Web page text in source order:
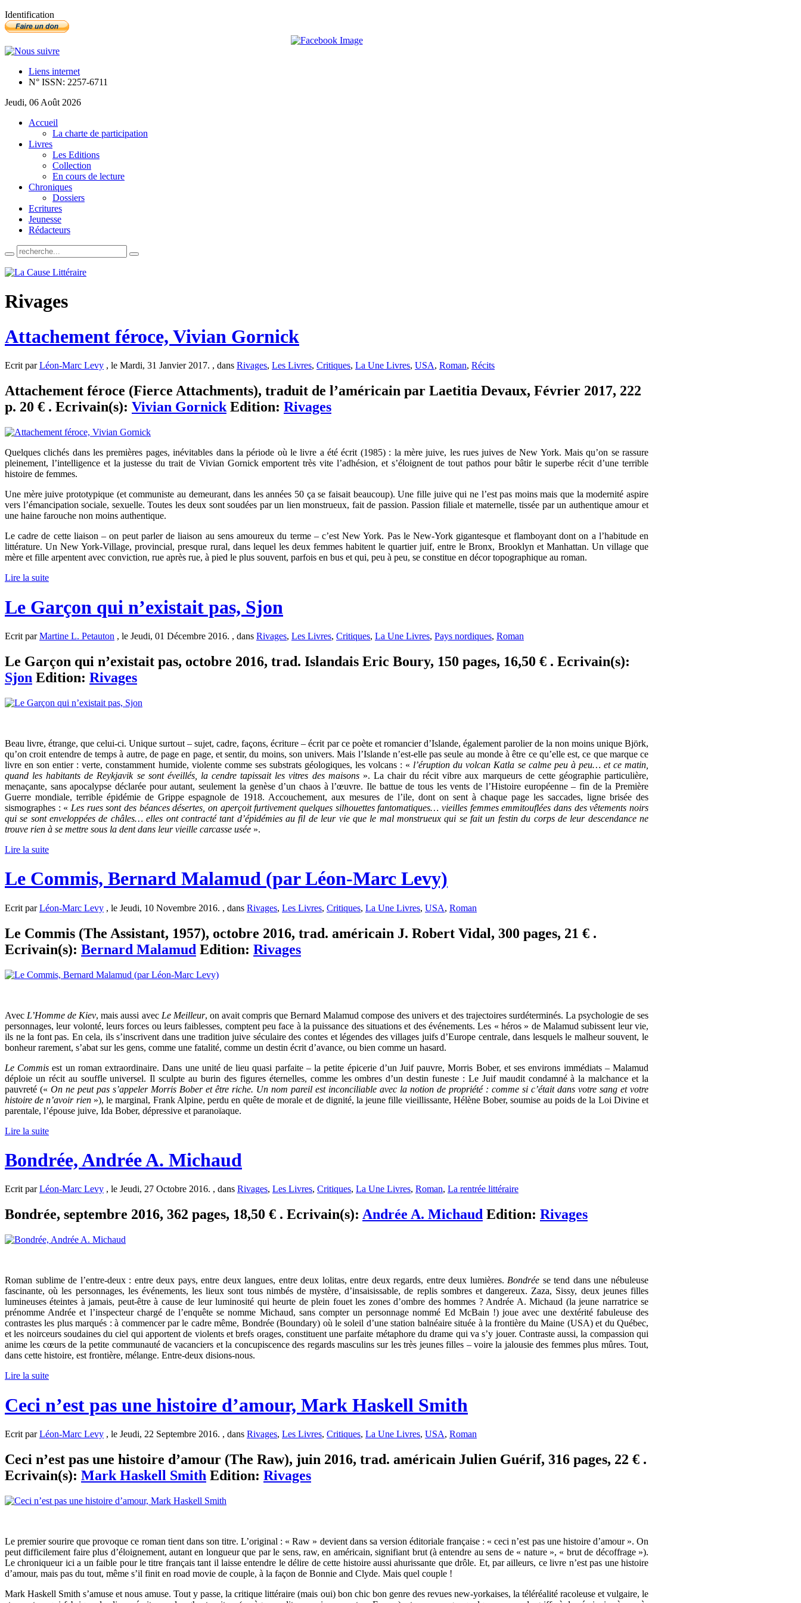
Identification
Liens internet
N° ISSN: 2257-6711
Jeudi, 06 Août 2026
Accueil
La charte de participation
Livres
Les Editions
Collection
En cours de lecture
Chroniques
Dossiers
Ecritures
Jeunesse
Rédacteurs
Rivages
Attachement féroce, Vivian Gornick
Ecrit parLéon-Marc Levy , le Mardi, 31 Janvier 2017. , dans Rivages, Les Livres, Critiques, La Une Livres, USA, Roman, Récits
Attachement féroce (Fierce Attachments), traduit de l’américain par Laetitia Devaux, Février 2017, 222
p. 20 € . Ecrivain(s): Vivian GornickEdition: Rivages
Quelques clichés dans les premières pages, inévitables dans la période où le livre a été écrit (1985) : la mère juive, les rues juives de New York. Mais qu’on se rassure
pleinement, l’intelligence et la justesse du trait de Vivian Gornick emportent très vite l’adhésion, et s’éloignent de tout pathos pour bâtir le superbe récit d’une terrible
histoire de femmes.
Une mère juive prototypique (et communiste au demeurant, dans les années 50 ça se faisait beaucoup). Une fille juive qui ne l’est pas moins mais que la modernité aspire
vers l’émancipation sociale, sexuelle. Toutes les deux sont soudées par un lien monstrueux, fait de passion. Passion filiale et maternelle, tissée par un authentique amour et
une haine farouche non moins authentique.
Le cadre de cette liaison – on peut parler de liaison au sens amoureux du terme – c’est New York. Pas le New-York gigantesque et flamboyant dont on a l’habitude en
littérature. Un New York-Village, provincial, presque rural, dans lequel les deux femmes habitent le quartier juif, entre le Bronx, Brooklyn et Manhattan. Un village que
mère et fille arpentent avec conviction, rue après rue, à pied le plus souvent, parfois en bus et qui, peu à peu, se constitue en décor topographique au roman.
Lire la suite
Le Garçon qui n’existait pas, Sjon
Ecrit parMartine L. Petauton , le Jeudi, 01 Décembre 2016. , dans Rivages, Les Livres, Critiques, La Une Livres, Pays nordiques, Roman
Le Garçon qui n’existait pas, octobre 2016, trad. Islandais Eric Boury, 150 pages, 16,50 € . Ecrivain(s):
Sjon Edition: Rivages
Beau livre, étrange, que celui-ci. Unique surtout – sujet, cadre, façons, écriture – écrit par ce poète et romancier d’Islande, également parolier de la non moins unique Björk,
qu’on croit entendre de temps à autre, de page en page, et sentir, du moins, son univers. Mais l’Islande n’est-elle pas seule au monde à être ce qu’elle est, ce que marque ce
livre en son entier : verte, constamment humide, violente comme ses substrats géologiques, les volcans : « l’éruption du volcan Katla se calme peu à peu… et ce matin,
quand les habitants de Reykjavik se sont éveillés, la cendre tapissait les vitres des maisons». La chair du récit vibre aux marqueurs de cette géographie particulière,
menaçante, sans apocalypse déclarée pour autant, seulement la genèse d’un chaos à l’œuvre. Ile battue de tous les vents de l’Histoire européenne – fin de la Première
Guerre mondiale, terrible épidémie de Grippe espagnole de 1918. Accouchement, aux mesures de l’ile, dont on sent à chaque page les saccades, ligne brisée des
sismographes : « Les rues sont des béances désertes, on aperçoit furtivement quelques silhouettes fantomatiques… vieilles femmes emmitouflées dans des vêtements noirs
qui se sont enveloppées de châles… elles ont contracté tant d’épidémies au fil de leur vie que le mal monstrueux qui se fait un festin du corps de leur descendance ne
trouve rien à se mettre sous la dent dans leur vieille carcasse usée ».
Lire la suite
Le Commis, Bernard Malamud (par Léon-Marc Levy)
Ecrit parLéon-Marc Levy , le Jeudi, 10 Novembre 2016. , dans Rivages, Les Livres, Critiques, La Une Livres, USA, Roman
Le Commis (The Assistant, 1957), octobre 2016, trad. américain J. Robert Vidal, 300 pages, 21 € .
Ecrivain(s): Bernard Malamud Edition: Rivages
Avec L’Homme de Kiev, mais aussi avec Le Meilleur, on avait compris que Bernard Malamud compose des univers et des trajectoires surdéterminés. La psychologie de ses
personnages, leur volonté, leurs forces ou leurs faiblesses, comptent peu face à la puissance des situations et des événements. Les « héros » de Malamud subissent leur vie,
ils ne la font pas. En cela, ils s’inscrivent dans une tradition juive séculaire des contes et légendes des villages juifs d’Europe centrale, dans lesquels le malheur souvent, le
bonheur rarement, s’abat sur les gens, comme une fatalité, comme un destin écrit d’avance, ou bien comme un hasard.
Le Commis est un roman extraordinaire. Dans une unité de lieu quasi parfaite – la petite épicerie d’un Juif pauvre, Morris Bober, et ses environs immédiats – Malamud
déploie un récit au souffle universel. Il sculpte au burin des figures éternelles, comme les ombres d’un destin funeste : Le Juif maudit condamné à la malchance et la
pauvreté (« On ne peut pas s’appeler Morris Bober et être riche. Un nom pareil est inconciliable avec la notion de propriété : comme si c’était dans votre sang et votre
histoire de n’avoir rien»), le marginal, Frank Alpine, perdu en quête de morale et de dignité, la jeune fille vieillissante, Hélène Bober, soumise au poids de la Loi Divine et
parentale, l’épouse juive, Ida Bober, dépressive et paranoïaque.
Lire la suite
Bondrée, Andrée A. Michaud
Ecrit parLéon-Marc Levy , le Jeudi, 27 Octobre 2016. , dans Rivages, Les Livres, Critiques, La Une Livres, Roman, La rentrée littéraire
Bondrée, septembre 2016, 362 pages, 18,50 € . Ecrivain(s): Andrée A. Michaud Edition: Rivages
Roman sublime de l’entre-deux : entre deux pays, entre deux langues, entre deux lolitas, entre deux regards, entre deux lumières. Bondrée se tend dans une nébuleuse
fascinante, où les personnages, les événements, les lieux sont tous nimbés de mystère, d’insaisissable, de replis sombres et dangereux. Zaza, Sissy, deux jeunes filles
lumineuses éteintes à jamais, peut-être à cause de leur luminosité qui heurte de plein fouet les zones d’ombre des hommes ? Andrée A. Michaud (la jeune narratrice se
prénomme Andrée et l’inspecteur chargé de l’enquête se nomme Michaud, sans compter un personnage nommé Ed McBain !) joue avec une dextérité fabuleuse des
contrastes les plus marqués : à commencer par le cadre même, Bondrée (Boundary) où le soleil d’une station balnéaire située à la frontière du Maine (USA) et du Québec,
et les noirceurs soudaines du ciel qui apportent de violents et brefs orages, constituent une parfaite métaphore du drame qui va s’y jouer. Contraste aussi, la compassion qui
anime les cœurs de la petite communauté de vacanciers et la concupiscence des regards masculins sur les très jeunes filles – voire la jalousie des femmes plus mûres. Tout,
dans cette histoire, est frontière, mélange. Entre-deux disions-nous.
Lire la suite
Ceci n’est pas une histoire d’amour, Mark Haskell Smith
Ecrit parLéon-Marc Levy , le Jeudi, 22 Septembre 2016. , dans Rivages, Les Livres, Critiques, La Une Livres, USA, Roman
Ceci n’est pas une histoire d’amour (The Raw), juin 2016, trad. américain Julien Guérif, 316 pages, 22 € .
Ecrivain(s): Mark Haskell Smith Edition: Rivages
Le premier sourire que provoque ce roman tient dans son titre. L’original : « Raw » devient dans sa version éditoriale française : « ceci n’est pas une histoire d’amour ». On
peut difficilement faire plus d’éloignement, autant en longueur que par le sens, raw, en américain, signifiant brut (à entendre au sens de « nature », « brut de décoffrage »).
Le chroniqueur ici a un faible pour le titre français tant il laisse entendre le délire de cette histoire aussi ahurissante que drôle. Et, par ailleurs, ce livre n’est pas une histoire
d’amour, mais pas du tout, même s’il finit en road movie de couple, à la façon de Bonnie and Clyde. Mais quel couple !
Mark Haskell Smith s’amuse et nous amuse. Tout y passe, la critique littéraire (mais oui) bon chic bon genre des revues new-yorkaises, la téléréalité racoleuse et vulgaire, le